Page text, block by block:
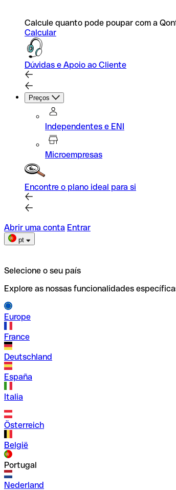
Calcule quanto pode poupar com a
Calcular
Dúvidas e Apoio ao Cliente
Preços
Independentes e ENI
Microempresas
Encontre o plano ideal para si
Abrir uma conta Entrar
pt
Selecione o seu país
Explore as nossas funcionalidades
Europe
France
Deutschland
España
Italia
Österreich
België
Portugal
Nederland